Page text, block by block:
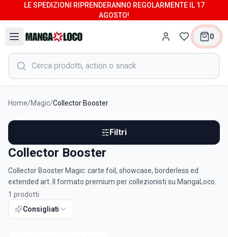
LE SPEDIZIONI RIPRENDERANNO REGOLARMENTE IL 17
AGOSTO!
0
Home/Magic/Collector Booster
Filtri
Collector Booster
Collector Booster Magic: carte foil, showcase, borderless ed
extended art. Il formato premium per collezionisti su MangaLoco.
1 prodotti
Consigliati